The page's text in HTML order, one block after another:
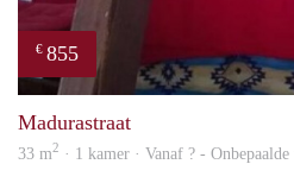
€ 855
Madurastraat
33 m2 · 1 kamer · Vanaf ? -